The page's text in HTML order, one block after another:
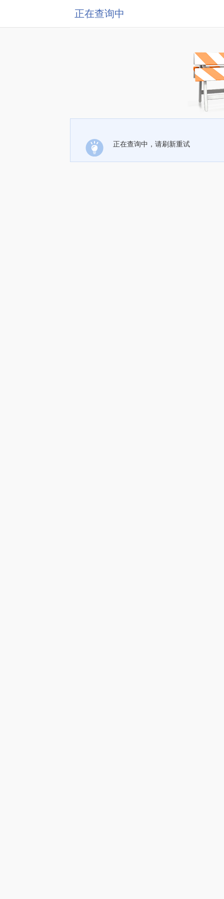
正在查询中
正在查询中，请刷新重试